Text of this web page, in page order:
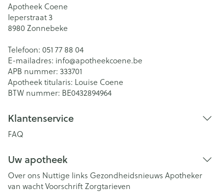
Apotheek Coene
Ieperstraat 3
8980 Zonnebeke
Telefoon: 051 77 88 04
E-mailadres: info@apotheekcoene.be
APB nummer: 333701
Apotheek titularis: Louise Coene
BTW nummer: BE0432894964
Klantenservice
FAQ
Uw apotheek
Over ons Nuttige links Gezondheidsnieuws Apotheker
van wachtVoorschriftZorgtarieven